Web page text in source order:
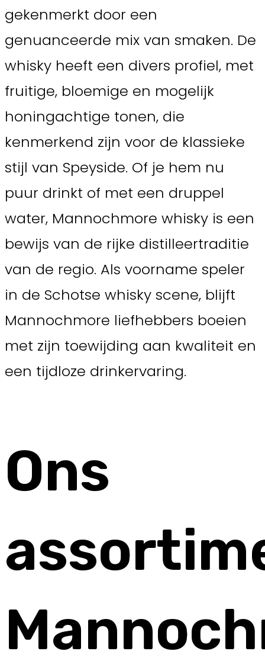
gekenmerkt door een
genuanceerde mix van smaken. De
whisky heeft een divers profiel, met
fruitige, bloemige en mogelijk
honingachtige tonen, die
kenmerkend zijn voor de klassieke
stijl van Speyside. Of je hem nu
puur drinkt of met een druppel
water, Mannochmore whisky is een
bewijs van de rijke distilleertraditie
van de regio. Als voorname speler
in de Schotse whisky scene, blijft
Mannochmore liefhebbers boeien
met zijn toewijding aan kwaliteit en
een tijdloze drinkervaring.
Ons